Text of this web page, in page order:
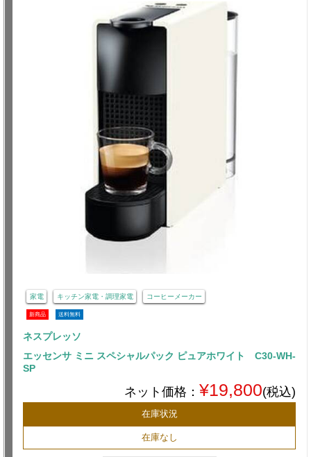
家電 キッチン家電・調理家電 コーヒーメーカー
新商品 送料無料
ネスプレッソ
エッセンサ ミニ スペシャルパック ピュアホワイト C30-WH-
SP
ネット価格： ¥19,800(税込)
在庫状況
在庫なし